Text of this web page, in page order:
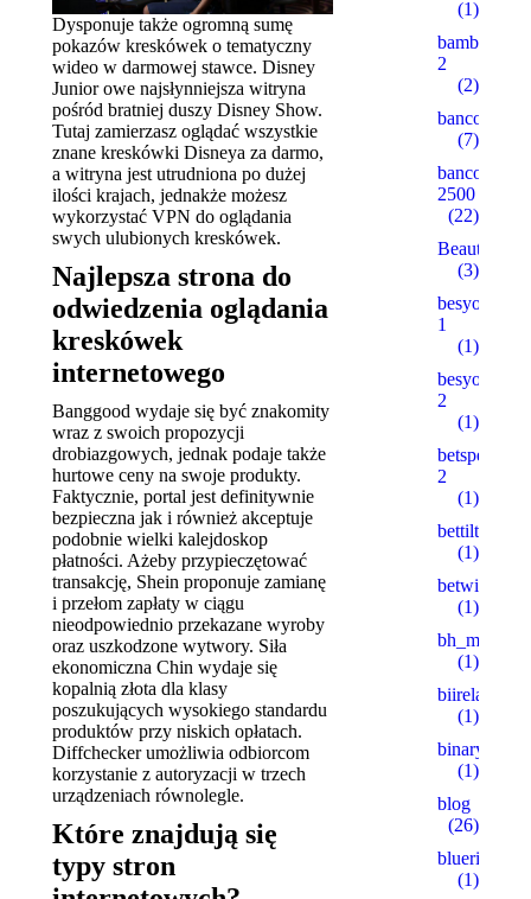
Dysponuje także ogromną sumę
pokazów kreskówek o tematyczny
wideo w darmowej stawce. Disney
Junior owe najsłynniejsza witryna
pośród bratniej duszy Disney Show.
Tutaj zamierzasz oglądać wszystkie
znane kreskówki Disneya za darmo,
a witryna jest utrudniona po dużej
ilości krajach, jednakże możesz
wykorzystać VPN do oglądania
swych ulubionych kreskówek.
Najlepsza strona do
odwiedzenia oglądania
kreskówek
internetowego
Banggood wydaje się być znakomity
wraz z swoich propozycji
drobiazgowych, jednak podaje także
hurtowe ceny na swoje produkty.
Faktycznie, portal jest definitywnie
bezpieczna jak i również akceptuje
podobnie wielki kalejdoskop
płatności. Ażeby przypieczętować
transakcję, Shein proponuje zamianę
i przełom zapłaty w ciągu
nieodpowiednio przekazane wyroby
oraz uszkodzone wytwory. Siła
ekonomiczna Chin wydaje się
kopalnią złota dla klasy
poszukujących wysokiego standardu
produktów przy niskich opłatach.
Diffchecker umożliwia odbiorcom
korzystanie z autoryzacji w trzech
urządzeniach równolegle.
Które znajdują się
typy stron
(1)
2
(2)
bancorallZ
(7)
bancorZ
2500
(22)
Beauty
(3)
1
(1)
2
(1)
2
(1)
bettilt
(1)
betwinner4
(1)
bh_miakang
(1)
(1)
binaryprofy
(1)
blog
(26)
(1)